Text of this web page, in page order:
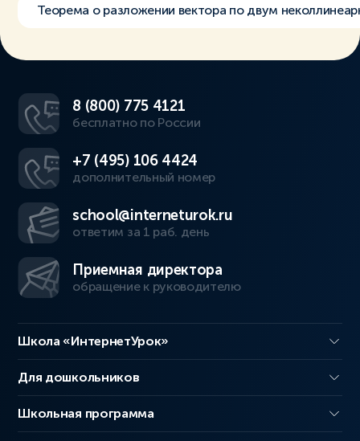
Теорема о разложении вектора по двум
8 (800) 775 4121
бесплатно по России
+7 (495) 106 4424
дополнительный номер
school@interneturok.ru
ответим за 1 раб. день
Приемная директора
обращение к руководителю
Школа «ИнтернетУрок»
Для дошкольников
Школьная программа